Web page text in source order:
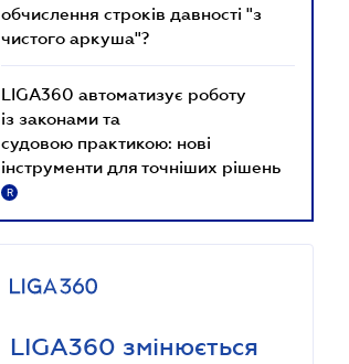
обчислення строків давності "з
чистого аркуша"?
LIGA360 автоматизує роботу
із законами та
судовою практикою: нові
інструменти для точніших рішень
R
LIGA360 змінюється